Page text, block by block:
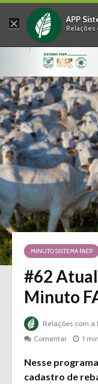
× APP
Relações
MINUTO SISTEMA FAEP
#62
Minuto
Relações com a
Comentar
1
Nesse
cadastro de